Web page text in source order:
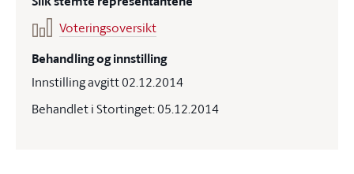
Voteringsoversikt
Behandling og innstilling
Innstilling avgitt 02.12.2014
Behandlet i Stortinget: 05.12.2014